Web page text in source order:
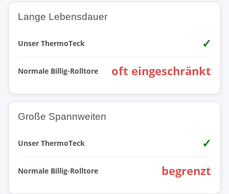
Lange Lebensdauer
Unser ThermoTeck ✓
Normale Billig-Rolltore oft eingeschränkt
Große Spannweiten
Unser ThermoTeck ✓
Normale Billig-Rolltore begrenzt